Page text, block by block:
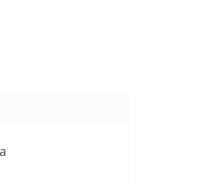
gwiazdek.